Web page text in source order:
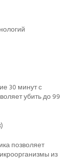
30 минут с
убить до 99
позволяет
из